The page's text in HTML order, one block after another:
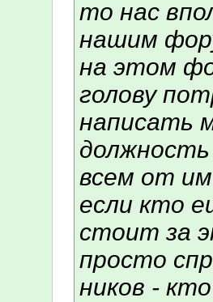
то нас
нашим
на этом
голову
написать
всем от
если кто
стоит за
просто
ников -